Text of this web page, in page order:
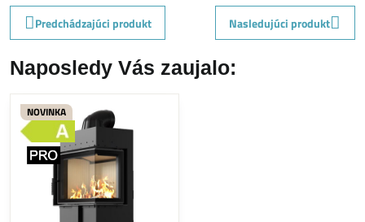
Predchádzajúci produkt
Nasledujúci produkt
Naposledy Vás zaujalo:
NOVINKA